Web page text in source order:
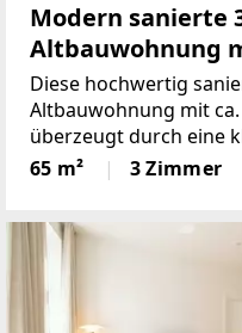
Modern sanierte
Altbauwohnung
Wohnkonzept!
Diese hochwertig
Altbauwohnung mit
überzeugt durch eine
und eine funktionale
perfekte
65 m² 3 Zimmer